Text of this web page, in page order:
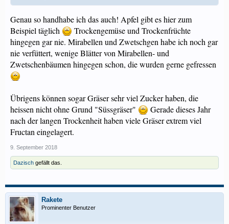
Genau so handhabe ich das auch! Apfel gibt es hier zum
Beispiel täglich
Trockengemüse und Trockenfrüchte
hingegen gar nie. Mirabellen und Zwetschgen habe ich noch gar
nie verfüttert, wenige Blätter von Mirabellen- und
Zwetschenbäumen hingegen schon, die wurden gerne gefressen
Übrigens können sogar Gräser sehr viel Zucker haben, die
heissen nicht ohne Grund "Süssgräser"
Gerade dieses Jahr
nach der langen Trockenheit haben viele Gräser extrem viel
Fructan eingelagert.
9. September 2018
Dazisch gefällt das.
Rakete
Prominenter Benutzer